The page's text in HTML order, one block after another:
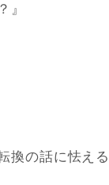
』
換の話に怯える